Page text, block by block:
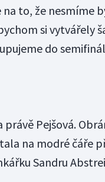
to, že nesmíme
si vytvářely
do
Pejšová.
na modré čáře
Sandru